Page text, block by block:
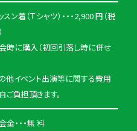
ン着（Ｔシャツ）・・・2,900 円（税
時に購入（初回引落し時に併せ
他イベント出演等に関する費用
ご負担頂きます。
・・・無 料